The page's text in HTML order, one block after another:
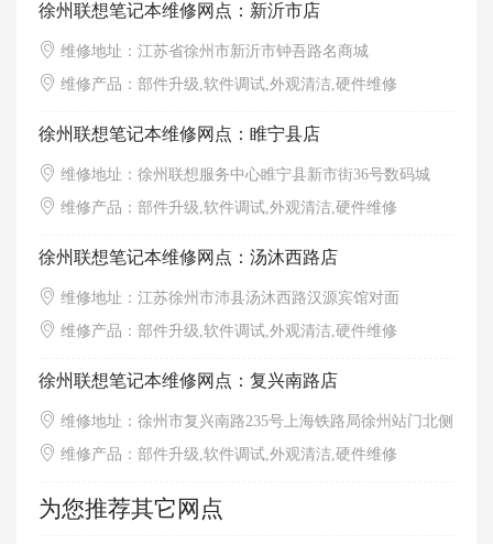
徐州联想笔记本维修网点：新沂市店
维修地址：江苏省徐州市新沂市钟吾路名商城
维修产品：部件升级,软件调试,外观清洁,硬件维修
徐州联想笔记本维修网点：睢宁县店
维修地址：徐州联想服务中心睢宁县新市街36号数码城
维修产品：部件升级,软件调试,外观清洁,硬件维修
徐州联想笔记本维修网点：汤沐西路店
维修地址：江苏徐州市沛县汤沐西路汉源宾馆对面
维修产品：部件升级,软件调试,外观清洁,硬件维修
徐州联想笔记本维修网点：复兴南路店
维修地址：徐州市复兴南路235号上海铁路局徐州站门北侧
维修产品：部件升级,软件调试,外观清洁,硬件维修
为您推荐其它网点